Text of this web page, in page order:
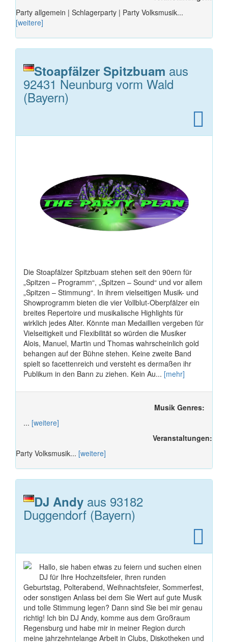
Party allgemein | Schlagerparty | Party Volksmusik...
[weitere]
Stoapfälzer Spitzbuam aus
92431 Neunburg vorm Wald
(Bayern)
Die Stoapfälzer Spitzbuam stehen seit den 90ern für
„Spitzen – Programm“, „Spitzen – Sound“ und vor allem
„Spitzen – Stimmung“. In ihrem vielseitigen Musik- und
Showprogramm bieten die vier Vollblut-Oberpfälzer ein
breites Repertoire und musikalische Highlights für
wirklich jedes Alter. Könnte man Medaillien vergeben für
Vielseitigkeit und Flexibilität so würden die Musiker
Alois, Manuel, Martin und Thomas wahrscheinlich gold
behangen auf der Bühne stehen. Keine zweite Band
spielt so facettenreich und versteht es dermaßen ihr
Publikum in den Bann zu ziehen. Kein Au... [mehr]
Musik Genres:
... [weitere]
Veranstaltungen:
Party Volksmusik... [weitere]
DJ Andy aus 93182
Duggendorf (Bayern)
Hallo, sie haben etwas zu feiern und suchen einen
DJ für Ihre Hochzeitsfeier, ihren runden
Geburtstag, Polterabend, Weihnachtsfeier, Sommerfest,
oder sonstigen Anlass bei dem Sie Wert auf gute Musik
und tolle Stimmung legen? Dann sind Sie bei mir genau
richtig! Ich bin DJ Andy, komme aus dem Großraum
Regensburg und habe mir in meiner Region durch
meine jahrzehntelange Arbeit in Clubs, Diskotheken und